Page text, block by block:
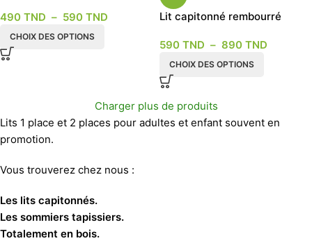
490 TND – 590 TND
CHOIX DES OPTIONS
Lit capitonné rembourré
590 TND – 890 TND
CHOIX DES OPTIONS
Charger plus de produits
Lits 1 place et 2 places pour adultes et enfant souvent en
promotion.
Vous trouverez chez nous :
Les lits capitonnés.
Les sommiers tapissiers.
Totalement en bois.